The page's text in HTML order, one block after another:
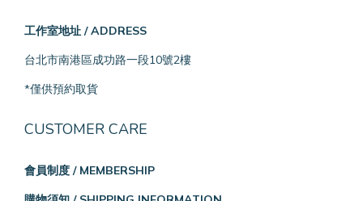
工作室地址 / ADDRESS
台北市南港區成功路一段10號2樓
*僅供預約取貨
CUSTOMER CARE
會員制度 / MEMBERSHIP